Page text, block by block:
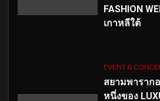
FASHION
เกาหลีใต้
EVENT &
สยามพาราก
หนึ่งของ